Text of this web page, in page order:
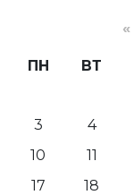
«
ПН ВТ
3
4
10
11
17
18